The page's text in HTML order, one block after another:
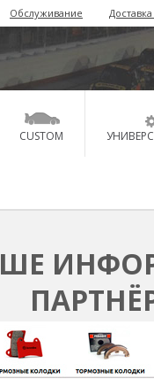
Обслуживание
CUSTOM